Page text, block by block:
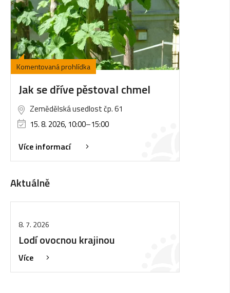
Komentovaná prohlídka
Jak se dříve pěstoval chmel
Zemědělská usedlost čp. 61
15. 8. 2026, 10:00–15:00
Více informací
Aktuálně
8. 7. 2026
Lodí ovocnou krajinou
Více